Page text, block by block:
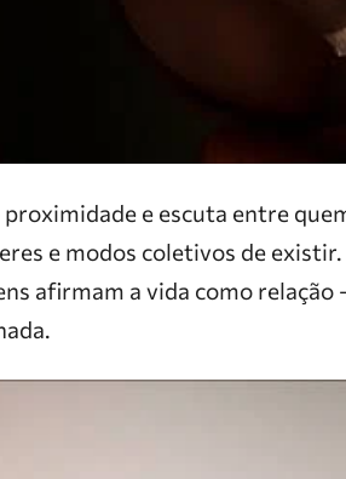
e escuta entre
e modos coletivos de
afirmam a vida como